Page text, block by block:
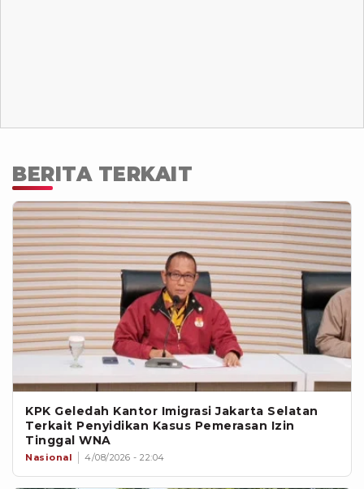
BERITA TERKAIT
KPK Geledah Kantor Imigrasi Jakarta Selatan
Terkait Penyidikan Kasus Pemerasan Izin
Tinggal WNA
Nasional 4/08/2026 - 22:04